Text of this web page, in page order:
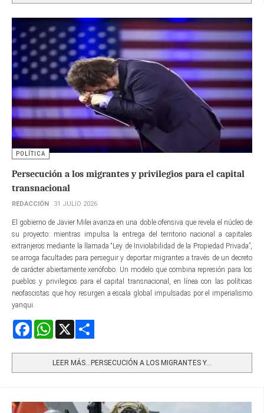
POLÍTICA
Persecución a los migrantes y privilegios para el capital
transnacional
REDACCIÓN 31 JULIO 2026
El gobierno de Javier Milei avanza en una doble ofensiva que revela el núcleo de
su proyecto: mientras impulsa la entrega del territorio nacional a capitales
extranjeros mediante la llamada “Ley de Inviolabilidad de la Propiedad Privada”,
se arroga facultades para perseguir y deportar migrantes a través de un decreto
de carácter abiertamente xenófobo. Un modelo que combina represión para los
pueblos y privilegios para el capital transnacional, en línea con las políticas
neofascistas que hoy resurgen a escala global impulsadas por el imperialismo
yanqui.
FacebookWhatsApp
LEER MÁS…PERSECUCIÓN A LOS MIGRANTES Y...